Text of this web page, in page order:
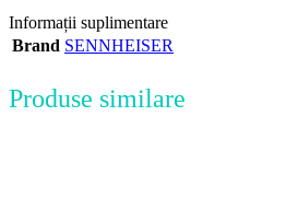
Informații suplimentare
Brand SENNHEISER
Produse similare